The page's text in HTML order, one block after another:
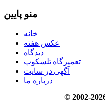
منو پایین
خانه
عکس هفته
دیدگاه
تعمیرگاه تلسکوپ
آگهی در سایت
درباره ما
© 2002-